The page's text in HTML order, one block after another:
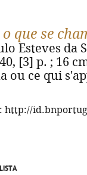
que se
Esteves da
[3] p. ; 16
ou ce qui
http://